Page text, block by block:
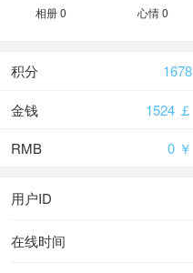
相册 0 心情 0
1678
积分
1524 ￡
金钱
0 ￥
RMB
用户ID
在线时间